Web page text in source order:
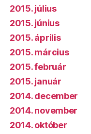
2015. július
2015. június
2015. április
2015. március
2015. február
2015. január
2014. december
2014. november
2014. október